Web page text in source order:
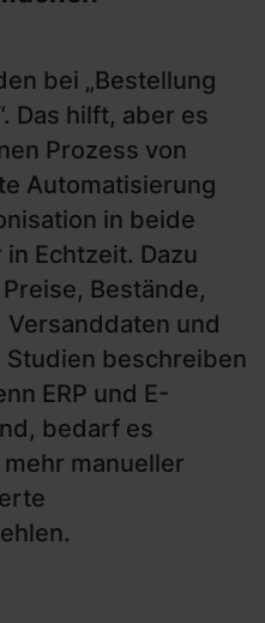
bei „Bestellung
Das hilft, aber es
Prozess von
Automatisierung
in beide
Echtzeit. Dazu
Bestände,
und
Studien beschreiben
ERP und E-
bedarf es
manueller